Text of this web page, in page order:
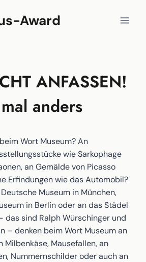
Award
ANFASSEN!
anders
Wort Museum? An
wie Sarkophage
an Gemälde von Picasso
Erfindungen wie das Automobil?
Museum in München,
in Berlin oder an das Städel
das sind Ralph Würschinger und
– denken beim Wort Museum an
Milbenkäse, Mausefallen, an
Nummernschilder oder auch an